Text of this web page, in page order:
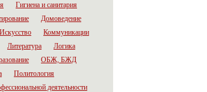
Гигиена и санитария
Домоведение
Искусство
Коммуникации
Литература
Логика
ОБЖ, БЖД
Политология
деятельности